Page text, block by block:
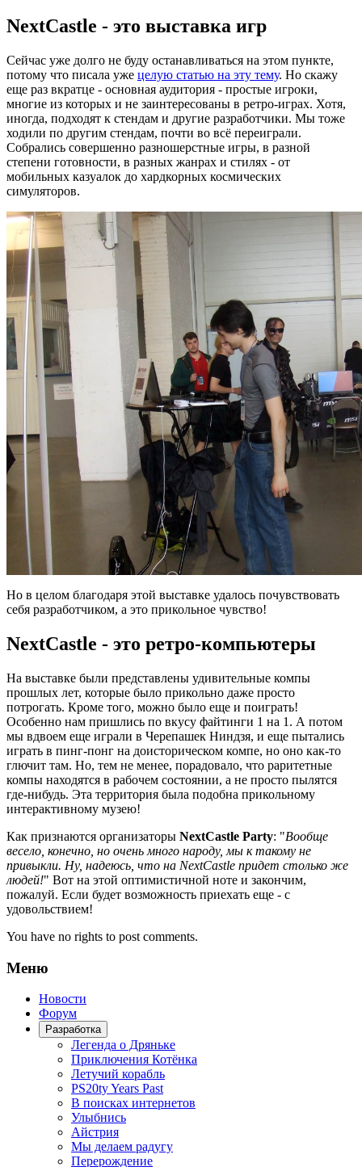
NextCastle - это выставка игр
Сейчас уже долго не буду останавливаться на этом пункте,
потому что писала уже целую статью на эту тему. Но скажу
еще раз вкратце - основная аудитория - простые игроки,
многие из которых и не заинтересованы в ретро-играх. Хотя,
иногда, подходят к стендам и другие разработчики. Мы тоже
ходили по другим стендам, почти во всё переиграли.
Собрались совершенно разношерстные игры, в разной
степени готовности, в разных жанрах и стилях - от
мобильных казуалок до хардкорных космических
симуляторов.
Но в целом благодаря этой выставке удалось почувствовать
себя разработчиком, а это прикольное чувство!
NextCastle - это ретро-компьютеры
На выставке были представлены удивительные компы
прошлых лет, которые было прикольно даже просто
потрогать. Кроме того, можно было еще и поиграть!
Особенно нам пришлись по вкусу файтинги 1 на 1. А потом
мы вдвоем еще играли в Черепашек Ниндзя, и еще пытались
играть в пинг-понг на доисторическом компе, но оно как-то
глючит там. Но, тем не менее, порадовало, что раритетные
компы находятся в рабочем состоянии, а не просто пылятся
где-нибудь. Эта территория была подобна прикольному
интерактивному музею!
Как признаются организаторы NextCastle Party: "Вообще
весело, конечно, но очень много народу, мы к такому не
привыкли. Ну, надеюсь, что на NextCastle придет столько же
людей!" Вот на этой оптимистичной ноте и закончим,
пожалуй. Если будет возможность приехать еще - с
удовольствием!
You have no rights to post comments.
Меню
Новости
Форум
Разработка
Легенда о Дряньке
Приключения Котёнка
Летучий корабль
PS20ty Years Past
В поисках интернетов
Улыбнись
Айстрия
Мы делаем радугу
Перерождение